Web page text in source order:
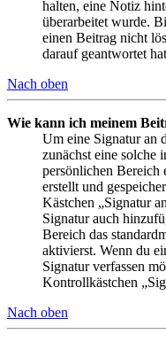
halten, eine Notiz
überarbeitet wurde.
einen Beitrag nicht
darauf geantwortet
Nach oben
Wie kann ich meinem
Um eine Signatur an
zunächst eine solche
persönlichen Bereich
erstellt und
Kästchen „Signatur
Signatur auch
Bereich das
aktivierst. Wenn du
Signatur verfassen
Kontrollkästchen
Nach oben